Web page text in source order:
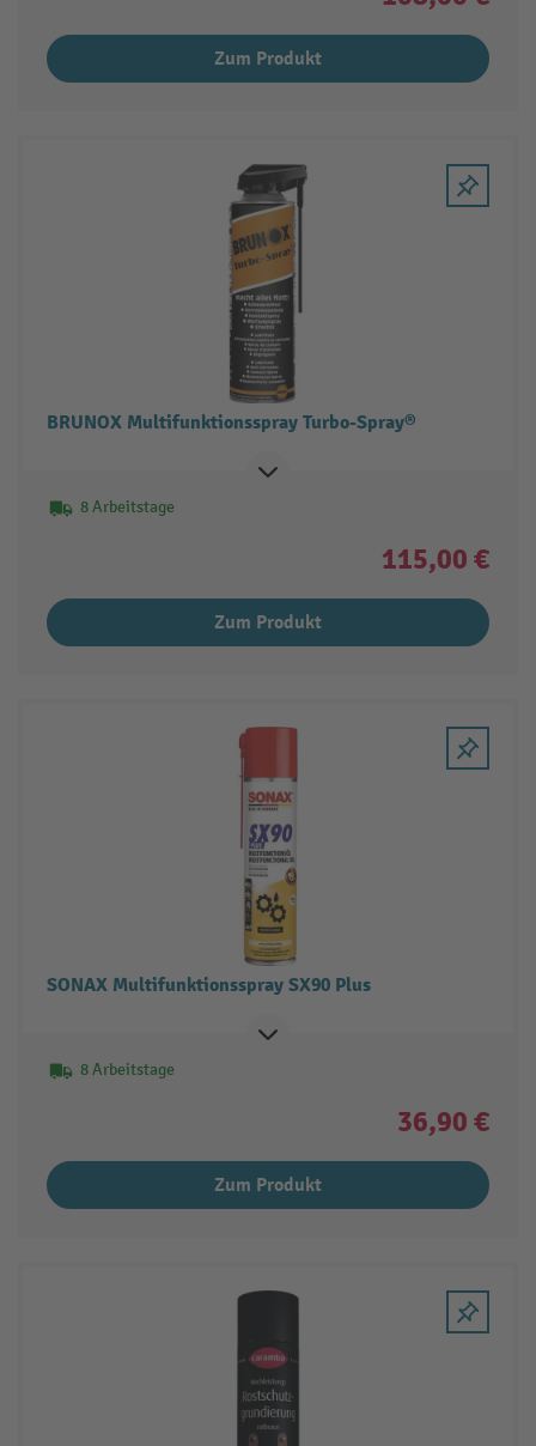
Zum Produkt
BRUNOX Multifunktionsspray Turbo-Spray®
8 Arbeitstage
115,00 €
Zum Produkt
SONAX Multifunktionsspray SX90 Plus
8 Arbeitstage
36,90 €
Zum Produkt